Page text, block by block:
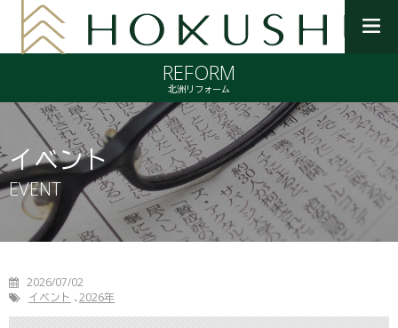
を
開
く
REFORM
北洲リフォーム
イベント
EVENT
2026/07/02
イベント
2026年